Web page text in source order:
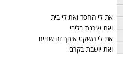
את לי החסד ואת לי בית
ואת שוכנת בליבי
את לי השקט איתך זה שניים
ואת יושבת בקרבי